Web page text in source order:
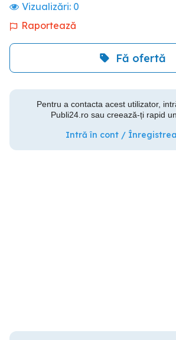
Vizualizări: 0
Raportează
Fă ofertă
Pentru a contacta acest utilizator,
Publi24.ro sau creează-ți rapid
Intră în cont /